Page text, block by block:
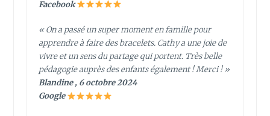
Facebook
« On a passé un super moment en famille pour
apprendre à faire des bracelets. Cathy a une joie de
vivre et un sens du partage qui portent. Très belle
pédagogie auprès des enfants également ! Merci ! »
Blandine , 6 octobre 2024
Google